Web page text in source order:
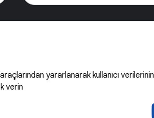
yararlanarak kullanıcı verilerinin
verin